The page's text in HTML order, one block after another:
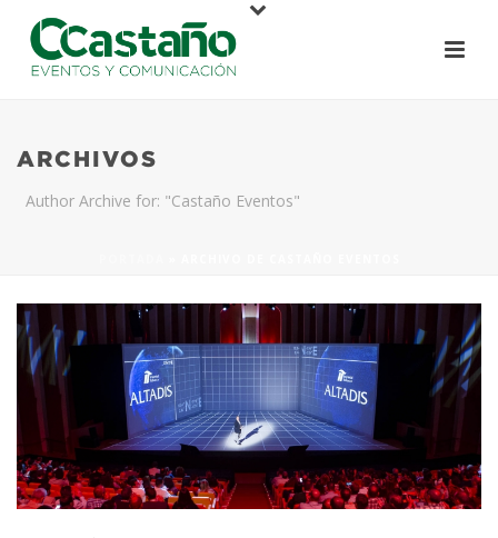
ARCHIVOS
Author Archive for: "Castaño Eventos"